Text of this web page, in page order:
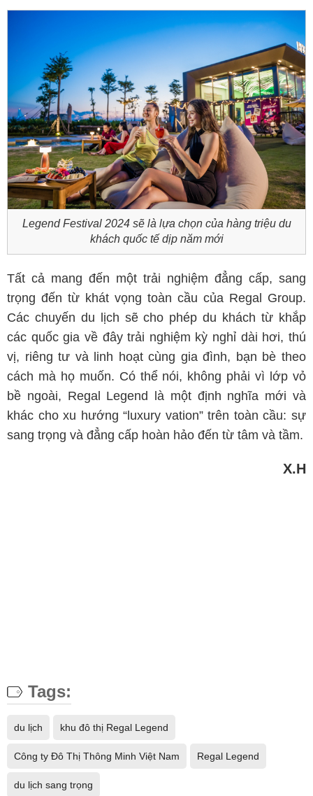
Legend Festival 2024 sẽ là lựa chọn của hàng triệu du
khách quốc tế dịp năm mới
Tất cả mang đến một trải nghiệm đẳng cấp, sang
trọng đến từ khát vọng toàn cầu của Regal Group.
Các chuyến du lịch sẽ cho phép du khách từ khắp
các quốc gia về đây trải nghiệm kỳ nghỉ dài hơi, thú
vị, riêng tư và linh hoạt cùng gia đình, bạn bè theo
cách mà họ muốn. Có thể nói, không phải vì lớp vỏ
bề ngoài, Regal Legend là một định nghĩa mới và
khác cho xu hướng “luxury vation” trên toàn cầu: sự
sang trọng và đẳng cấp hoàn hảo đến từ tâm và tầm.
X.H
Tags:
du lịch khu đô thị Regal Legend
Công ty Đô Thị Thông Minh Việt Nam Regal Legend
du lịch sang trọng